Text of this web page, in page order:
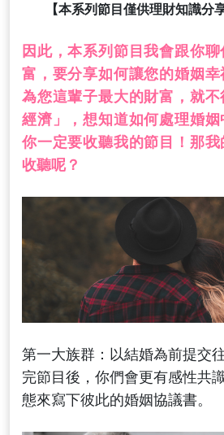
【本系列節目僅供理財知識分
因此，本系列節目我會跟你
富，要分享如何讓您的婚姻
為您這輩子最大的財富，就
經濟」，想知道如何處理婚姻
你一定要收聽我的節目！那我
收聽呢？
第一大族群：以結婚為前提交
完節目後，你們會更有感性共
態來寫下彼此的婚姻協議書。